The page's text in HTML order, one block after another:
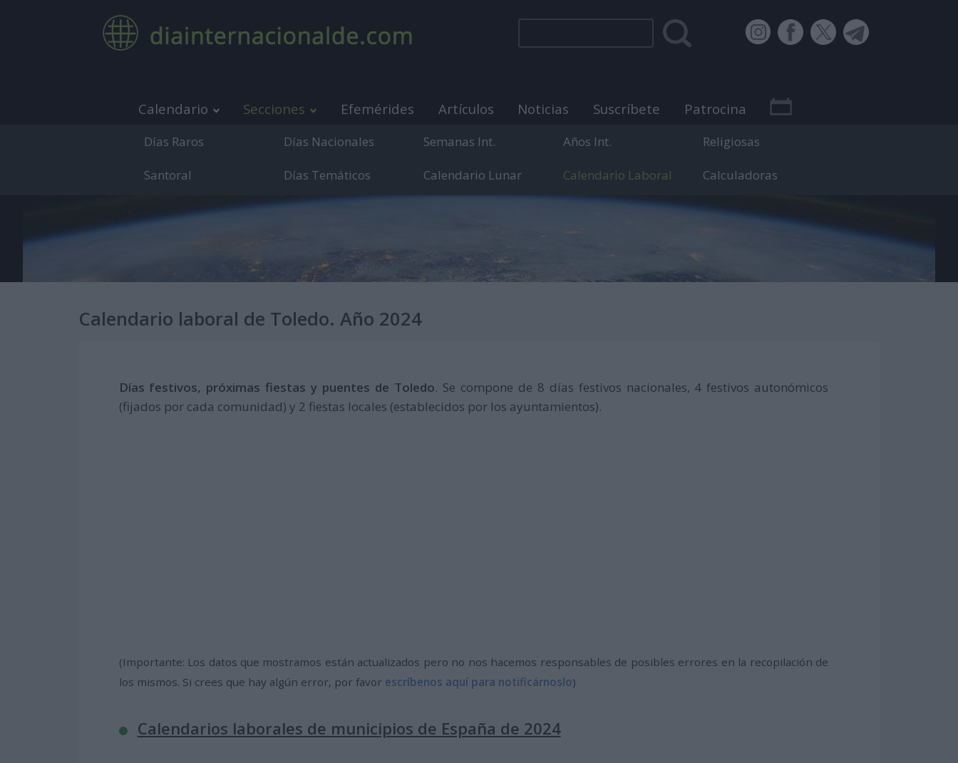
Calendario Secciones Efemérides Artículos Noticias Suscríbete Patrocina
Medio de comunicación sobre días internacionales, mundiales y efemérides.
Días Raros Días Nacionales Semanas Int. Años Int. Religiosas
Santoral Días Temáticos Calendario Lunar Calendario Laboral Calculadoras
Calendario laboral de Toledo. Año 2024
Días festivos, próximas fiestas y puentes de Toledo. Se compone de 8 días festivos nacionales, 4 festivos autonómicos
(fijados por cada comunidad) y 2 fiestas locales (establecidos por los ayuntamientos).
(Importante: Los datos que mostramos están actualizados pero no nos hacemos responsables de posibles errores en la recopilación de
los mismos. Si crees que hay algún error, por favor escríbenos aquí para notificárnoslo)
Calendarios laborales de municipios de España de 2024